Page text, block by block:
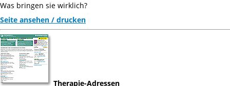
Was bringen sie wirklich?
Seite ansehen / drucken
Therapie-Adressen